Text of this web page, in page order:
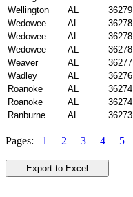
Wellington
AL 36279
Wedowee
AL 36278
Wedowee
AL 36278
Wedowee
AL 36278
Weaver
AL 36277
Wadley
AL 36276
Roanoke
AL 36274
Roanoke
AL 36274
Ranburne
AL 36273
Pages: 1 2 3 4 5